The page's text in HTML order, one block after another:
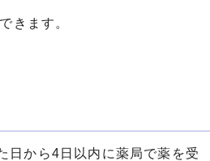
きます。
日から4日以内に薬局で薬を受